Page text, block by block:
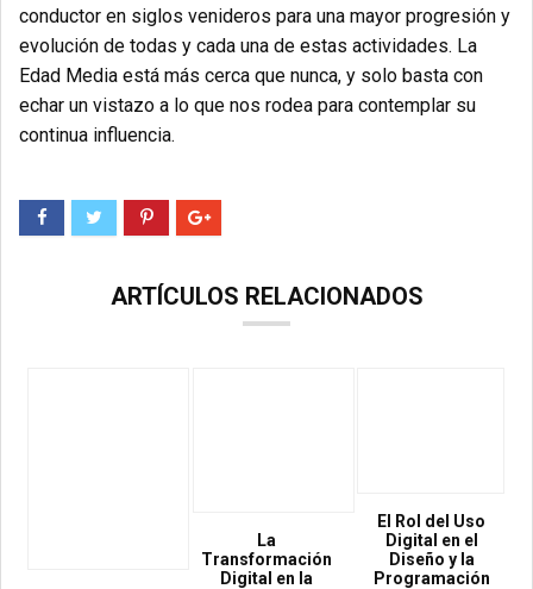
conductor en siglos venideros para una mayor progresión y
evolución de todas y cada una de estas actividades. La
Edad Media está más cerca que nunca, y solo basta con
echar un vistazo a lo que nos rodea para contemplar su
continua influencia.
ARTÍCULOS RELACIONADOS
La
Transformación
Digital en la
El Rol del Uso
Digital en el
Diseño y la
Programación